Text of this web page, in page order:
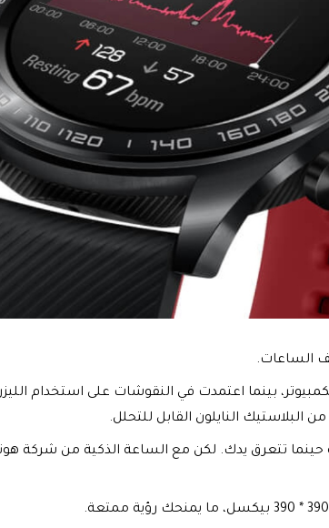
بينما اعتمدت في النقوشات على استخدام
النايلون القابل للتحلل.
تتعرق يدك. لكن مع الساعة الذكية من شركة